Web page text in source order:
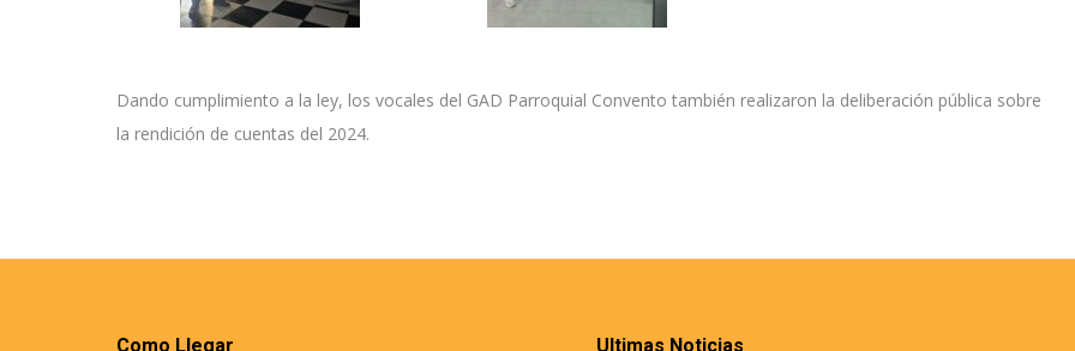
Dando cumplimiento a la ley, los vocales del GAD Parroquial Convento también realizaron la deliberación pública sobre
la rendición de cuentas del 2024.
Como Llegar Ultimas Noticias